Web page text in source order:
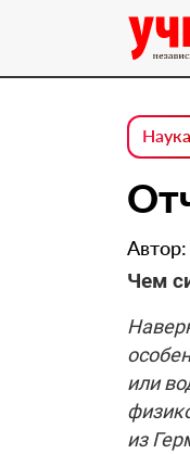
Наука
Автор:
Чем
или
из